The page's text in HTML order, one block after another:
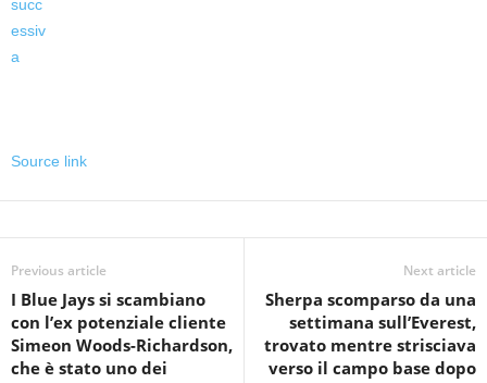
Source link
Previous article
I Blue Jays si scambiano
con l’ex potenziale cliente
Simeon Woods-Richardson,
che è stato uno dei
Next article
Sherpa scomparso da una
settimana sull’Everest,
trovato mentre strisciava
verso il campo base dopo